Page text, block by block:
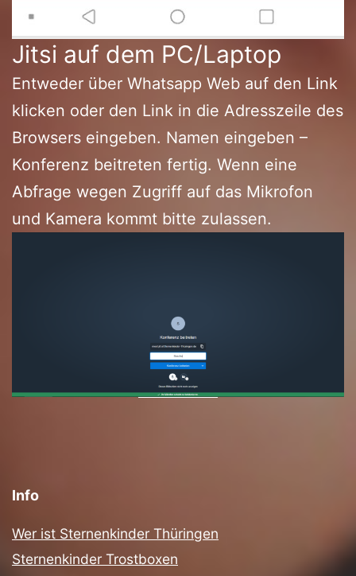
Jitsi auf dem PC/Laptop
Entweder über Whatsapp Web auf den Link
klicken oder den Link in die Adresszeile des
Browsers eingeben. Namen eingeben –
Konferenz beitreten fertig. Wenn eine
Abfrage wegen Zugriff auf das Mikrofon
und Kamera kommt bitte zulassen.
Info
Wer ist Sternenkinder Thüringen
Sternenkinder Trostboxen